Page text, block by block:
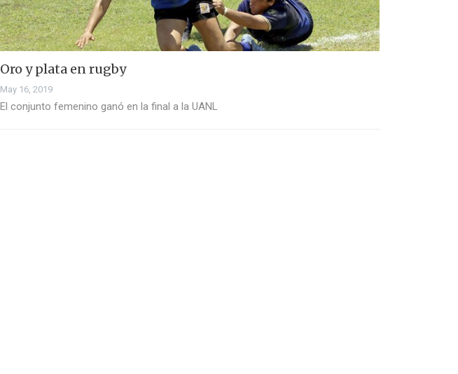
Oro y plata en rugby
May 16, 2019
El conjunto femenino ganó en la final a la UANL